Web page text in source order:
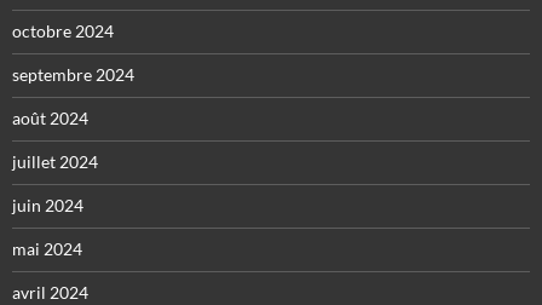
octobre 2024
septembre 2024
août 2024
juillet 2024
juin 2024
mai 2024
avril 2024